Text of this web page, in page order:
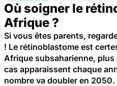
Où soigner le
Afrique ?
Si vous êtes parents,
! Le rétinoblastome est
Afrique subsaharienne,
cas apparaissent chaque
nombre va doubler en 2050.